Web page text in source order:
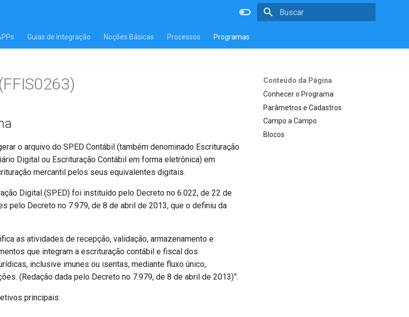
Guias de Integração Noções Básicas Processos Programas
Conteúdo da Página
Conhecer o Programa
Parâmetros e Cadastros
Campo a Campo
Blocos
o arquivo do SPED Contábil (também denominado Escrituração
Digital ou Escrituração Contábil em forma eletrônica) em
mercantil pelos seus equivalentes digitais.
Digital (SPED) foi instituído pelo Decreto no 6.022, de 22 de
pelo Decreto no 7.979, de 8 de abril de 2013, que o definiu da
as atividades de recepção, validação, armazenamento e
que integram a escrituração contábil e fiscal dos
inclusive imunes ou isentas, mediante fluxo único,
(Redação dada pelo Decreto no 7.979, de 8 de abril de 2013)”.
principais: